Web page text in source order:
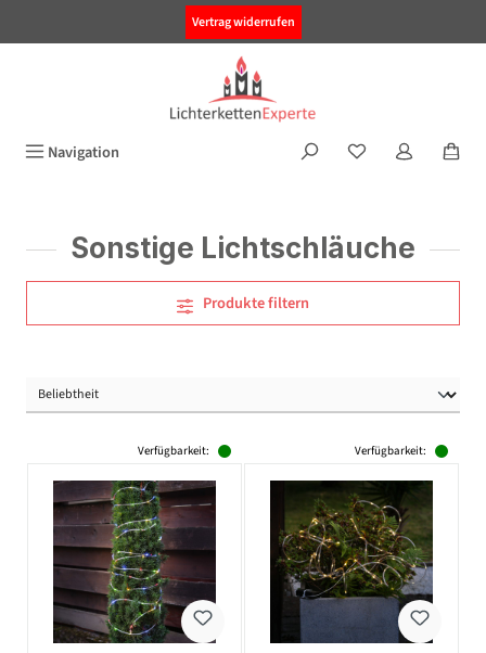
Vertrag widerrufen
Navigation
Sonstige Lichtschläuche
Produkte filtern
Verfügbarkeit: Verfügbarkeit: